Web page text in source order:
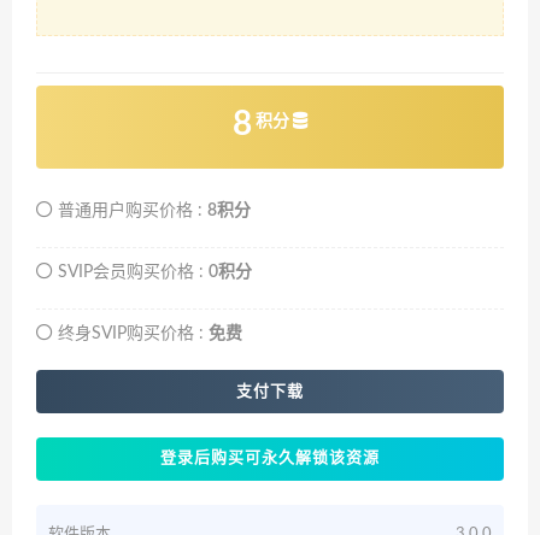
8 积分
普通用户购买价格 : 8积分
SVIP会员购买价格 : 0积分
终身SVIP购买价格 : 免费
支付下载
登录后购买可永久解锁该资源